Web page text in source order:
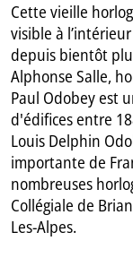
Cette vieille
visible à
depuis bientôt
Alphonse Salle,
Paul Odobey est
d'édifices entre
Louis Delphin
importante de
nombreuses
Collégiale de
Les-Alpes.